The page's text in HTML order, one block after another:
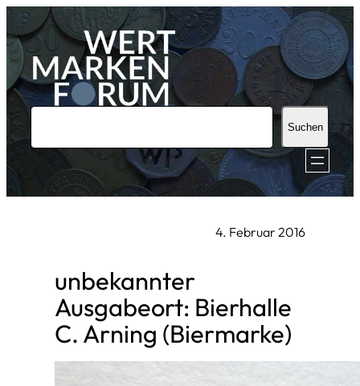
Zum
Inhalt
springen
u
h
Suchen
4. Februar 2016
unbekannter
Ausgabeort: Bierhalle
C. Arning (Biermarke)